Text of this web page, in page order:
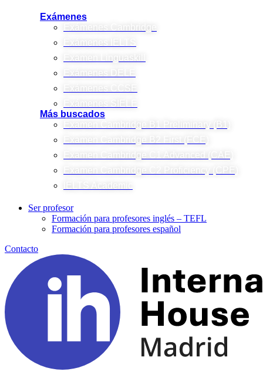
Exámenes
Exámenes Cambridge
Exámenes IELTS
Examen Linguaskill
Exámenes DELE
Exámenes CCSE
Exámenes SIELE
Más buscados
Examen Cambridge B1 Preliminary (B1)
Examen Cambridge B2 First (FCE)
Examen Cambridge C1 Advanced (CAE)
Examen Cambridge C2 Proficiency (CPE)
IELTS Academic
Ser profesor
Formación para profesores inglés – TEFL
Formación para profesores español
Contacto